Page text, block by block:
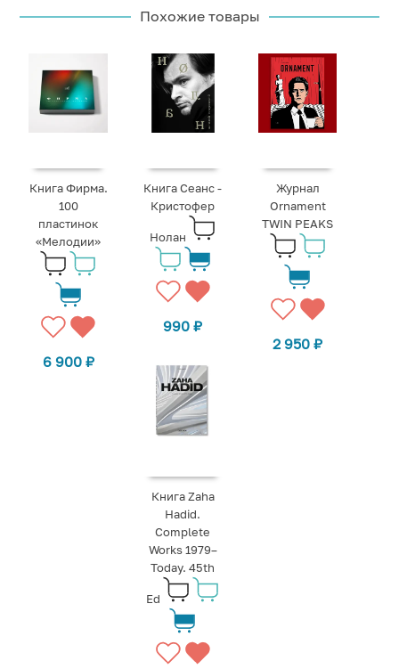
Похожие товары
Книга Фирма.
100
пластинок
«Мелодии»
6 900 ₽
Книга Сеанс -
Кристофер
Нолан
990₽
Журнал
Ornament
TWIN PEAKS
2 950₽
Книга Zaha
Hadid.
Complete
Works 1979–
Today. 45th
Ed